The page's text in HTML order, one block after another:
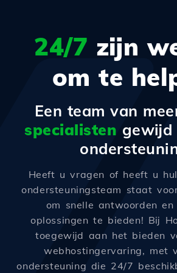
24/7 zijn
om te
Een team van
specialisten gewijd
Heeft u vragen of heeft u
ondersteuningsteam staat
om snelle antwoorden en
oplossingen te bieden! Bij
toegewijd aan het bieden
webhostingervaring, met
ondersteuning die 24/7